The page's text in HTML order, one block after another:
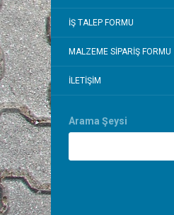
İŞ TALEP FORMU
MALZEME SIPARIŞ FORMU
İLETIŞIM
Arama Şeysi